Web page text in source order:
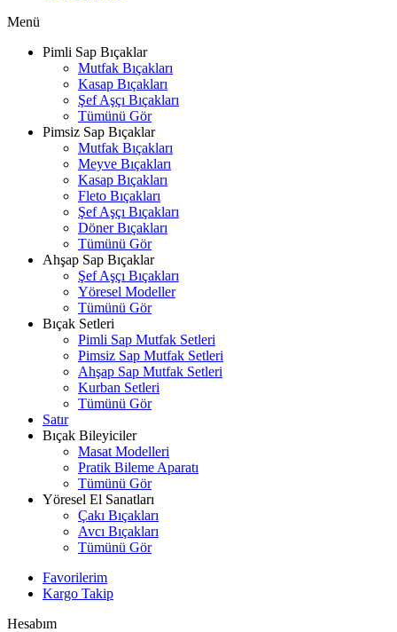
Menü
Pimli Sap Bıçaklar
Mutfak Bıçakları
Kasap Bıçakları
Şef Aşçı Bıçakları
Tümünü Gör
Pimsiz Sap Bıçaklar
Mutfak Bıçakları
Meyve Bıçakları
Kasap Bıçakları
Fleto Bıçakları
Şef Aşçı Bıçakları
Döner Bıçakları
Tümünü Gör
Ahşap Sap Bıçaklar
Şef Aşçı Bıçakları
Yöresel Modeller
Tümünü Gör
Bıçak Setleri
Pimli Sap Mutfak Setleri
Pimsiz Sap Mutfak Setleri
Ahşap Sap Mutfak Setleri
Kurban Setleri
Tümünü Gör
Satır
Bıçak Bileyiciler
Masat Modelleri
Pratik Bileme Aparatı
Tümünü Gör
Yöresel El Sanatları
Çakı Bıçakları
Avcı Bıçakları
Tümünü Gör
Favorilerim
Kargo Takip
Hesabım